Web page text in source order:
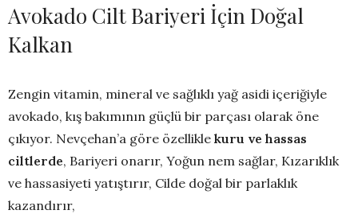
Avokado Cilt Bariyeri İçin Doğal
Kalkan
Zengin vitamin, mineral ve sağlıklı yağ asidi içeriğiyle
avokado, kış bakımının güçlü bir parçası olarak öne
çıkıyor. Nevçehan’a göre özellikle kuru ve hassas
ciltlerde, Bariyeri onarır, Yoğun nem sağlar, Kızarıklık
ve hassasiyeti yatıştırır, Cilde doğal bir parlaklık
kazandırır,